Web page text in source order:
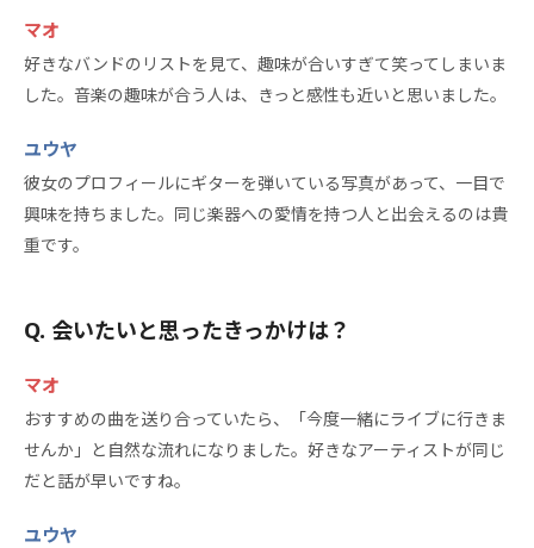
マオ
好きなバンドのリストを見て、趣味が合いすぎて笑ってしまいま
した。音楽の趣味が合う人は、きっと感性も近いと思いました。
ユウヤ
彼女のプロフィールにギターを弾いている写真があって、一目で
興味を持ちました。同じ楽器への愛情を持つ人と出会えるのは貴
重です。
会いたいと思ったきっかけは？
マオ
おすすめの曲を送り合っていたら、「今度一緒にライブに行きま
せんか」と自然な流れになりました。好きなアーティストが同じ
だと話が早いですね。
ユウヤ